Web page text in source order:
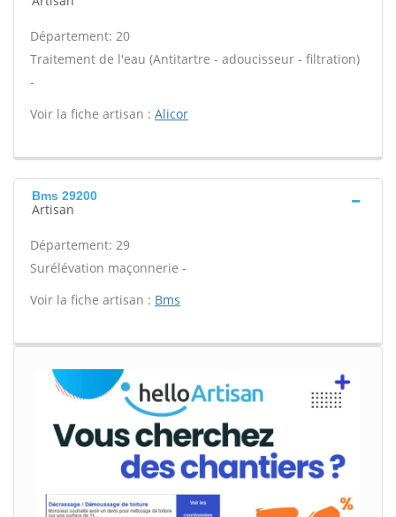
Département: 20
Traitement de l'eau (Antitartre - adoucisseur - filtration)
-
Voir la fiche artisan : Alicor
Bms 29200
Artisan
Département: 29
Surélévation maçonnerie -
Voir la fiche artisan : Bms